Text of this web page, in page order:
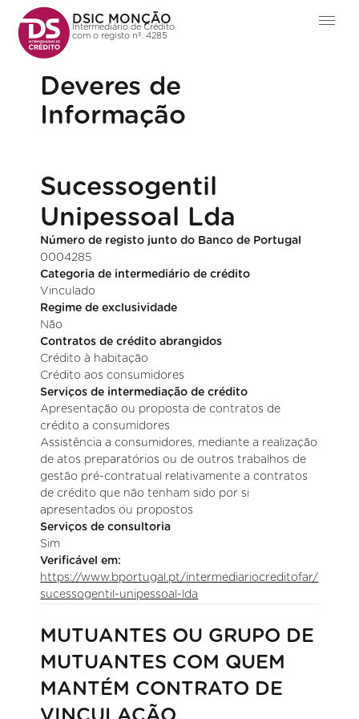
DSIC MONÇÃO
Intermediário de Crédito
com o registo nº. 4285
Deveres de
Informação
Sucessogentil
Unipessoal Lda
Número de registo junto do Banco de Portugal
0004285
Categoria de intermediário de crédito
Vinculado
Regime de exclusividade
Não
Contratos de crédito abrangidos
Crédito à habitação
Crédito aos consumidores
Serviços de intermediação de crédito
Apresentação ou proposta de contratos de
crédito a consumidores
Assistência a consumidores, mediante a realização
de atos preparatórios ou de outros trabalhos de
gestão pré-contratual relativamente a contratos
de crédito que não tenham sido por si
apresentados ou propostos
Serviços de consultoria
Sim
Verificável em:
https://www.bportugal.pt/intermediariocreditofar/
sucessogentil-unipessoal-lda
MUTUANTES OU GRUPO DE
MUTUANTES COM QUEM
MANTÉM CONTRATO DE